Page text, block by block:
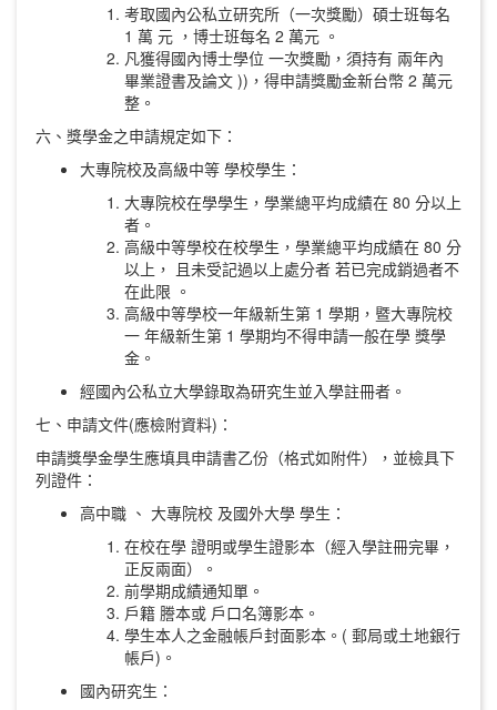
考取國內公私立研究所（一次獎勵）碩士班每名
1 萬 元 ，博士班每名 2 萬元 。
凡獲得國內博士學位 一次獎勵，須持有 兩年內
畢業證書及論文 ))，得申請獎勵金新台幣 2 萬元
整。
六、獎學金之申請規定如下：
大專院校及高級中等 學校學生：
大專院校在學學生，學業總平均成績在 80 分以上
者。
高級中等學校在校學生，學業總平均成績在 80 分
以上， 且未受記過以上處分者 若已完成銷過者不
在此限 。
高級中等學校一年級新生第 1 學期，暨大專院校
一 年級新生第 1 學期均不得申請一般在學 獎學
金。
經國內公私立大學錄取為研究生並入學註冊者。
七、申請文件(應檢附資料)：
申請獎學金學生應填具申請書乙份（格式如附件），並檢具下
列證件：
高中職 、 大專院校 及國外大學 學生：
在校在學 證明或學生證影本（經入學註冊完畢，
正反兩面）。
前學期成績通知單。
戶籍 謄本或 戶口名簿影本。
學生本人之金融帳戶封面影本。( 郵局或土地銀行
帳戶)。
國內研究生：